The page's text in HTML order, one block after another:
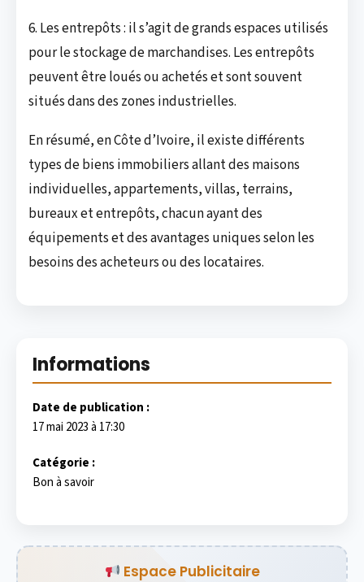
6. Les entrepôts : il s’agit de grands espaces utilisés
pour le stockage de marchandises. Les entrepôts
peuvent être loués ou achetés et sont souvent
situés dans des zones industrielles.
En résumé, en Côte d’Ivoire, il existe différents
types de biens immobiliers allant des maisons
individuelles, appartements, villas, terrains,
bureaux et entrepôts, chacun ayant des
équipements et des avantages uniques selon les
besoins des acheteurs ou des locataires.
Informations
Date de publication :
17 mai 2023 à 17:30
Catégorie :
Bon à savoir
Espace Publicitaire